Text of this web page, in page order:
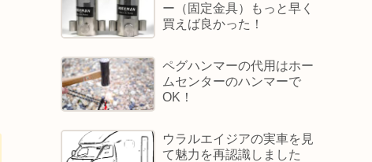
ー（固定金具）もっと早く
買えば良かった！
ペグハンマーの代用はホー
ムセンターのハンマーで
OK！
ウラルエイジアの実車を見
て魅力を再認識しました